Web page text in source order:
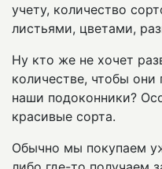
учету, количество
листьями, цветами,
Ну кто же не хочет
количестве, чтобы
наши подоконники?
красивые сорта.
Обычно мы покупаем